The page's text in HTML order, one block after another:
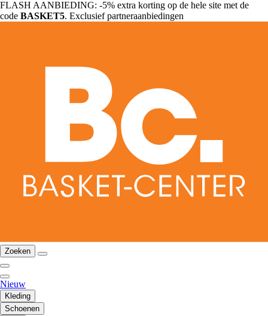
FLASH AANBIEDING: -5% extra korting op de hele site met de
code BASKET5. Exclusief partneraanbiedingen
Zoeken
Nieuw
Kleding
Schoenen